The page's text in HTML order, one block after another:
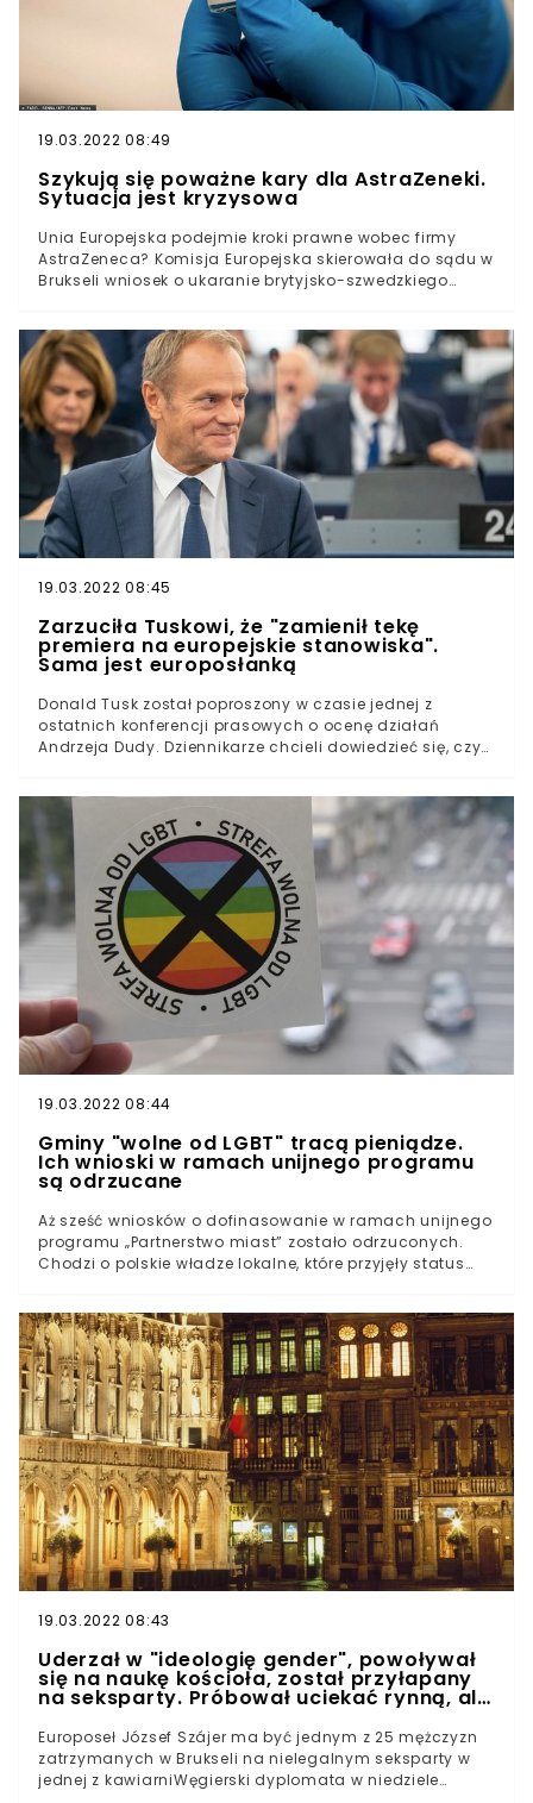
porozumieniu między koncernem a Unią, jednak
wówczas nie podawano szczegółów.
19.03.2022 08:49
Szykują się poważne kary dla AstraZeneki.
Sytuacja jest kryzysowa
Unia Europejska podejmie kroki prawne wobec firmy
AstraZeneca? Komisja Europejska skierowała do sądu w
Brukseli wniosek o ukaranie brytyjsko-szwedzkiego
członkowskich dawek szczepionki. Pojawiają się zarzuty,
że AstraZeneca rezygnuje z dostaw do UE, by móc
dotrzymywać umów z krajami poza
wspólnotą.Niedawno Michał Dworczyk poinformował, że
do Polski trafi mniej szczepionek AstraZeneca, niż
zakładano. Okazuje się, że to nie pierwszy taki
przypadek.Sytuacja stała się tak kłopotliwa, że Unia
Europejska zdecydowała się na wyciągnięcie względem
firmy AstraZeneca konsekwencji. Do sądu w Brukseli
trafił wniosek o ukaranie brytyjsko-szwedzkiego
koncernu karą pieniężną.
19.03.2022 08:45
Zarzuciła Tuskowi, że "zamienił tekę
premiera na europejskie stanowiska".
Sama jest europosłanką
Donald Tusk został poproszony w czasie jednej z
ostatnich konferencji prasowych o ocenę działań
Andrzeja Dudy. Dziennikarze chcieli dowiedzieć się, czy
odpowiedzi były premier powiedział, iż sądzi, że głowa
państwa "nie ma charakteru, który skłoniłby go do tego,
żeby zawetować".- Zresztą do tej pory nigdy mu nawet
do głowy chyba nie przyszło, żeby przeciwstawić się
prezesowi Kaczyńskiemu, nie widzę powodu, dla którego
miałby teraz stać się mężczyzną - powiedział także
Donald Tusk.
19.03.2022 08:44
Gminy "wolne od LGBT" tracą pieniądze.
Ich wnioski w ramach unijnego programu
są odrzucane
Aż sześć wniosków o dofinasowanie w ramach unijnego
programu „Partnerstwo miast” zostało odrzuconych.
Chodzi o polskie władze lokalne, które przyjęły status
19.03.2022 08:43
Uderzał w "ideologię gender", powoływał
się na naukę kościoła, został przyłapany
na seksparty. Próbował uciekać rynną, ale
brukselska policja go zatrzymała
Europoseł József Szájer ma być jednym z 25 mężczyzn
zatrzymanych w Brukseli na nielegalnym seksparty w
jednej z kawiarniWęgierski dyplomata w niedziele